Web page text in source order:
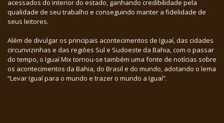
acessados do interior do estado, ganhando credibilidade pela
qualidade de seu trabalho e conseguindo manter a fidelidade de
seus leitores.
Além de divulgar os principais acontecimentos de Iguaí, das cidades
circunvizinhas e das regiões Sul e Sudoeste da Bahia, com o passar
do tempo, o Iguaí Mix tornou-se também uma fonte de notícias sobre
os acontecimentos da Bahia, do Brasil e do mundo, adotando o lema
“Levar Iguaí para o mundo e trazer o mundo a Iguaí”.